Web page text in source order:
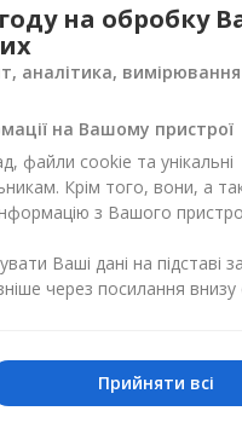
Немає в наявності
на обробку
аналітика, вимірювання
на Вашому пристрої
файли cookie та унікальні
Крім того, вони, а
з Вашого
Ваші дані на підставі
через посилання внизу
Прийняти всі